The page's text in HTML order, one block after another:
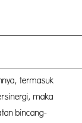
termasuk
maka
bincang-